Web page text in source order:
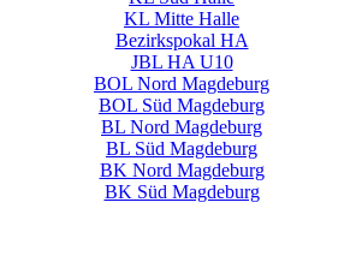
KL Mitte Halle
Bezirkspokal HA
JBL HA U10
BOL Nord Magdeburg
BOL Süd Magdeburg
BL Nord Magdeburg
BL Süd Magdeburg
BK Nord Magdeburg
BK Süd Magdeburg